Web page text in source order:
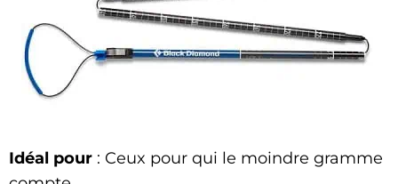
Idéal pour : Ceux pour qui le moindre gramme